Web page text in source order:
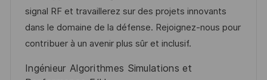
a
t
i
n
f
f
i
h
n
c
e
u
o
r
i
signal RF et travaillerez sur des projets innovants
dans le domaine de la défense. Rejoignez-nous pour
contribuer à un avenir plus sûr et inclusif.
Ingénieur Algorithmes Simulations et